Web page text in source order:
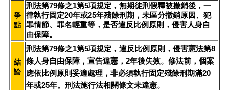
爭
點
刑法第79條之1第5項規定，無期徒刑假釋被撤銷後，一
律執行固定20年或25年殘餘刑期，未區分撤銷原因、犯
罪情節、罪名輕重等，是否違反比例原則，侵害人身自
由保障。
結
論
刑法第79條之1第5項規定，違反比例原則，侵害憲法第8
條人身自由保障，宣告違憲，2年後失效。修法前，個案
應依比例原則妥適處理，非必須執行固定殘餘刑期滿20
年或25年。 刑法施行法相關條文未違憲。